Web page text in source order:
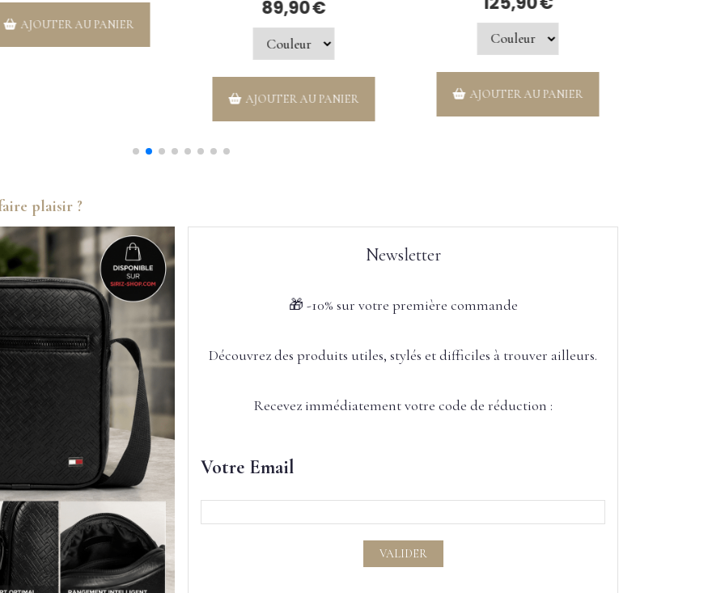
AJOUTER AU PANIER
89,90€
AJOUTER AU PANIER AJOUTER AU PANIER
plaisir ?
Newsletter
🎁 -10% sur votre première commande
Découvrez des produits utiles, stylés et difficiles à trouver ailleurs.
Recevez immédiatement votre code de réduction :
Votre Email
VALIDER